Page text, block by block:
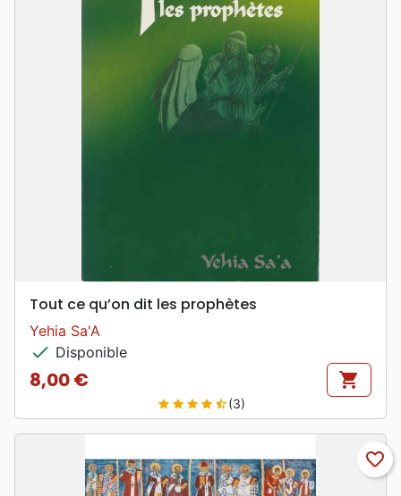
Tout ce qu’on dit les prophètes
Yehia Sa'A
check Disponible
Prix
8,00 € shopping_cart
star star star star star_half(3)
favorite_border